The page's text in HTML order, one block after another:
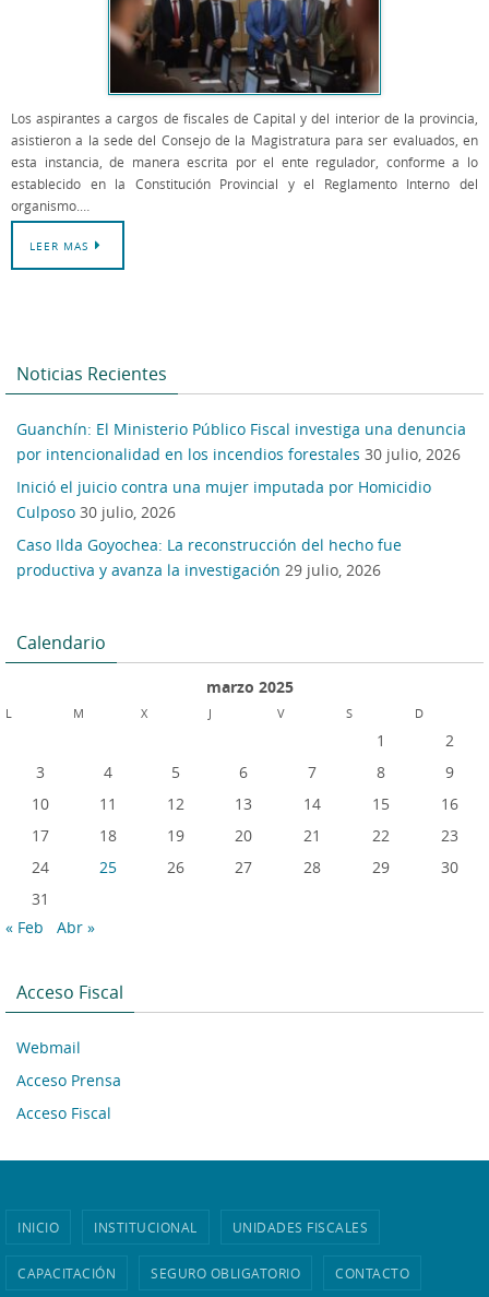
Los aspirantes a cargos de fiscales de Capital y del interior de la provincia,
asistieron a la sede del Consejo de la Magistratura para ser evaluados, en
esta instancia, de manera escrita por el ente regulador, conforme a lo
establecido en la Constitución Provincial y el Reglamento Interno del
organismo.…
LEER MAS
Noticias Recientes
Guanchín: El Ministerio Público Fiscal investiga una denuncia
por intencionalidad en los incendios forestales 30 julio, 2026
Inició el juicio contra una mujer imputada por Homicidio
Culposo 30 julio, 2026
Caso Ilda Goyochea: La reconstrucción del hecho fue
productiva y avanza la investigación 29 julio, 2026
Calendario
marzo 2025
L M X J V S D
1
2
3
4 5 6 7 8
9
10
11 12 13 14 15
16
17
18 19 20 21 22
23
24
25 26 27 28 29
30
31
« Feb
Abr »
Acceso Fiscal
Webmail
Acceso Prensa
Acceso Fiscal
INICIO INSTITUCIONAL UNIDADES FISCALES
CAPACITACIÓN SEGURO OBLIGATORIO CONTACTO